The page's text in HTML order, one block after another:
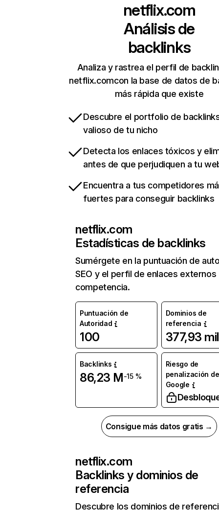
netflix.com
Análisis de
backlinks
Analiza y rastrea el perfil de
netflix.comcon la base de datos de
más rápida que existe
Descubre el portfolio de
valioso de tu nicho
Detecta los enlaces tóxicos y
antes de que perjudiquen a tu
Encuentra a tus competidores
fuertes para conseguir backlinks
netflix.com
Estadísticas de backlinks
Sumérgete en la puntuación de
SEO y el perfil de enlaces externos
competencia.
Puntuación de
Autoridad
100
Dominios de
referencia
377,93 mil
Backlinks
86,23 M-15 %
Riesgo de
penalización de
Google
Consigue más datos gratis →
netflix.com
Backlinks y dominios de
referencia
Descubre los dominios de